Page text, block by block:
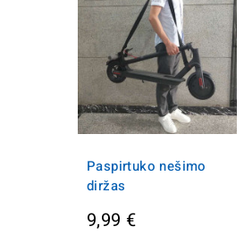
Paspirtuko nešimo
diržas
9,99 €